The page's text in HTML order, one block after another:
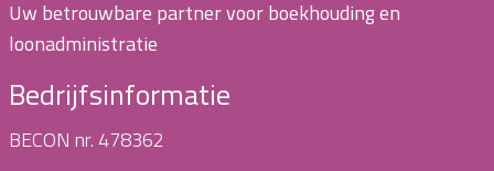
Uw betrouwbare partner voor boekhouding en
loonadministratie
Bedrijfsinformatie
BECON nr. 478362